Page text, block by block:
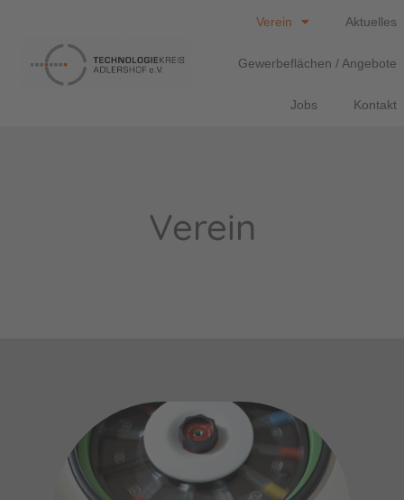
Verein Aktuelles
Gewerbeflächen / Angebote
Jobs Kontakt
Verein